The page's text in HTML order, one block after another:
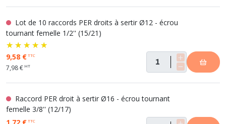
Lot de 10 raccords PER droits à sertir Ø12 - écrou
tournant femelle 1/2'' (15/21)
9,58 €TTC
7,98 € HT
Raccord PER droit à sertir Ø16 - écrou tournant
femelle 3/8'' (12/17)
TTC